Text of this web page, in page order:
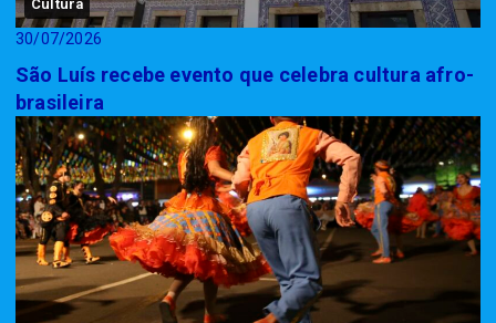
Cultura
30/07/2026
São Luís recebe evento que celebra cultura afro-
brasileira